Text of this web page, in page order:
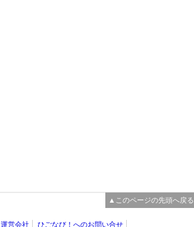
▲このページの先頭へ戻る
運営会社 ひごなび！へのお問い合せ